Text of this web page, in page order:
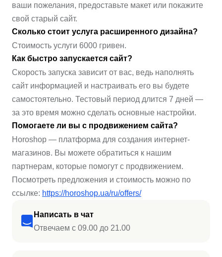
Написать в чат
Отвечаем с 09.00 до 21.00
ваши пожелания, предоставьте макет или покажите
свой старый сайт.
Сколько стоит услуга расширенного дизайна?
Стоимость услуги 6000 гривен.
Как быстро запускается сайт?
Скорость запуска зависит от вас, ведь наполнять
сайт информацией и настраивать его вы будете
самостоятельно. Тестовый период длится 7 дней —
за это время можно сделать основные настройки.
Помогаете ли вы с продвижением сайта?
Horoshop — платформа для создания интернет-
магазинов. Вы можете обратиться к нашим
партнерам, которые помогут с продвижением.
Посмотреть предложения и стоимость можно по
ссылке: https://horoshop.ua/ru/offers/